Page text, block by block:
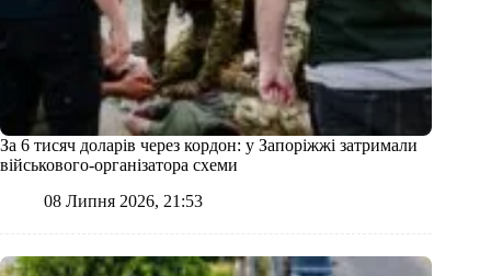
За 6 тисяч доларів через кордон: у Запоріжжі затримали
військового-організатора схеми
08 Липня 2026, 21:53